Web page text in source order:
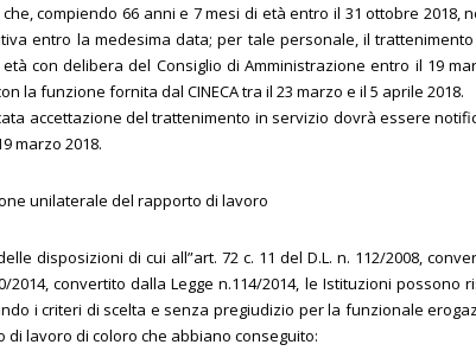
che, compiendo 66 anni e 7 mesi di età entro il 31 ottobre
entro la medesima data; per tale personale, il
con delibera del Consiglio di Amministrazione entro il 19
la funzione fornita dal CINECA tra il 23 marzo e il 5 aprile 2018.
accettazione del trattenimento in servizio dovrà essere
marzo 2018.
unilaterale del rapporto di lavoro
disposizioni di cui all”art. 72 c. 11 del D.L. n. 112/2008,
2014, convertito dalla Legge n.114/2014, le Istituzioni
i criteri di scelta e senza pregiudizio per la funzionale
di lavoro di coloro che abbiano conseguito: